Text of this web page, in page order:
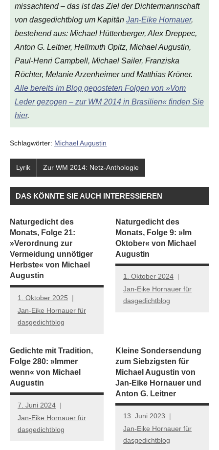
missachtend – das ist das Ziel der Dichtermannschaft
von dasgedichtblog um Kapitän Jan-Eike Hornauer,
bestehend aus: Michael Hüttenberger, Alex Dreppec,
Anton G. Leitner, Hellmuth Opitz, Michael Augustin,
Paul-Henri Campbell, Michael Sailer, Franziska
Röchter, Melanie Arzenheimer und Matthias Kröner.
Alle bereits im Blog geposteten Folgen von »Vom
Leder gezogen – zur WM 2014 in Brasilien« finden Sie
hier.
Schlagwörter: Michael Augustin
Lyrik Zur WM 2014: Netz-Anthologie
DAS KÖNNTE SIE AUCH INTERESSIEREN
Naturgedicht des
Monats, Folge 21:
»Verordnung zur
Vermeidung unnötiger
Herbste« von Michael
Augustin
1. Oktober 2025
Jan-Eike Hornauer für
dasgedichtblog
Naturgedicht des
Monats, Folge 9: »Im
Oktober« von Michael
Augustin
1. Oktober 2024
Jan-Eike Hornauer für
dasgedichtblog
Gedichte mit Tradition,
Folge 280: »Immer
wenn« von Michael
Augustin
7. Juni 2024
Jan-Eike Hornauer für
dasgedichtblog
Kleine Sondersendung
zum Siebzigsten für
Michael Augustin von
Jan-Eike Hornauer und
Anton G. Leitner
13. Juni 2023
Jan-Eike Hornauer für
dasgedichtblog